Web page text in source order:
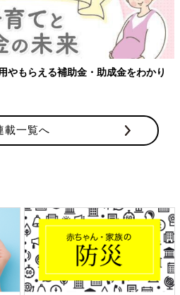
やもらえる補助金・助成金をわかり
載一覧へ